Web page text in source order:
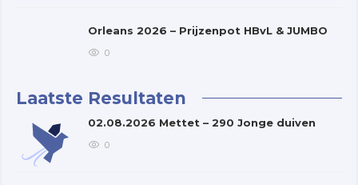
Orleans 2026 – Prijzenpot HBvL & JUMBO
0
Laatste Resultaten
02.08.2026 Mettet – 290 Jonge duiven
0